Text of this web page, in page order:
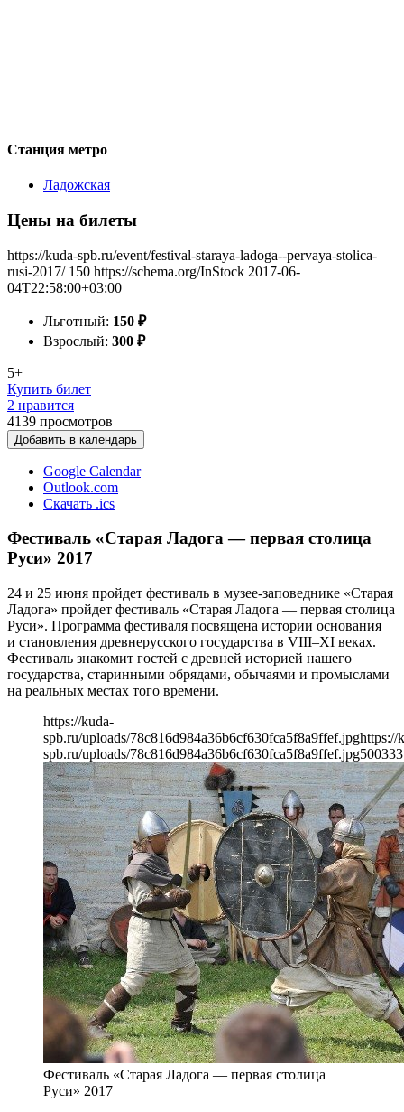
Станция метро
Ладожская
Цены на билеты
https://kuda-spb.ru/event/festival-staraya-ladoga--pervaya-stolica-
rusi-2017/ 150 https://schema.org/InStock 2017-06-
04T22:58:00+03:00
Льготный: 150 ₽
Взрослый: 300 ₽
5+
Купить билет
2 нравится
4139 просмотров
Добавить в календарь
Google Calendar
Outlook.com
Скачать .ics
Фестиваль «Старая Ладога — первая столица
Руси» 2017
24 и 25 июня пройдет фестиваль в музее-заповеднике «Старая
Ладога» пройдет фестиваль «Старая Ладога — первая столица
Руси». Программа фестиваля посвящена истории основания
и становления древнерусского государства в VIII–XI веках.
Фестиваль знакомит гостей с древней историей нашего
государства, старинными обрядами, обычаями и промыслами
на реальных местах того времени.
https://kuda-
spb.ru/uploads/78c816d984a36b6cf630fca5f8a9ffef.jpghttps://
spb.ru/uploads/78c816d984a36b6cf630fca5f8a9ffef.jpg500333
Фестиваль «Старая Ладога — первая столица
Руси» 2017